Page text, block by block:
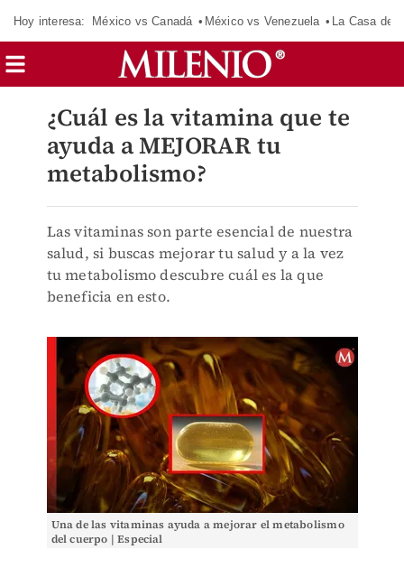
Hoy interesa: México vs Canadá México vs Venezuela La Casa de
¿Cuál es la vitamina que te
ayuda a MEJORAR tu
metabolismo?
Las vitaminas son parte esencial de nuestra
salud, si buscas mejorar tu salud y a la vez
tu metabolismo descubre cuál es la que
beneficia en esto.
Una de las vitaminas ayuda a mejorar el metabolismo
del cuerpo | Especial